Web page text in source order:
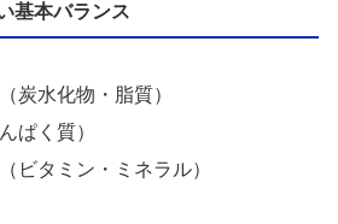
基本バランス
炭水化物・脂質）
ぱく質）
ビタミン・ミネラル）